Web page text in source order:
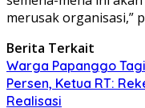
merusak organisasi,”
Berita Terkait
Warga Papanggo
Persen, Ketua RT:
Realisasi